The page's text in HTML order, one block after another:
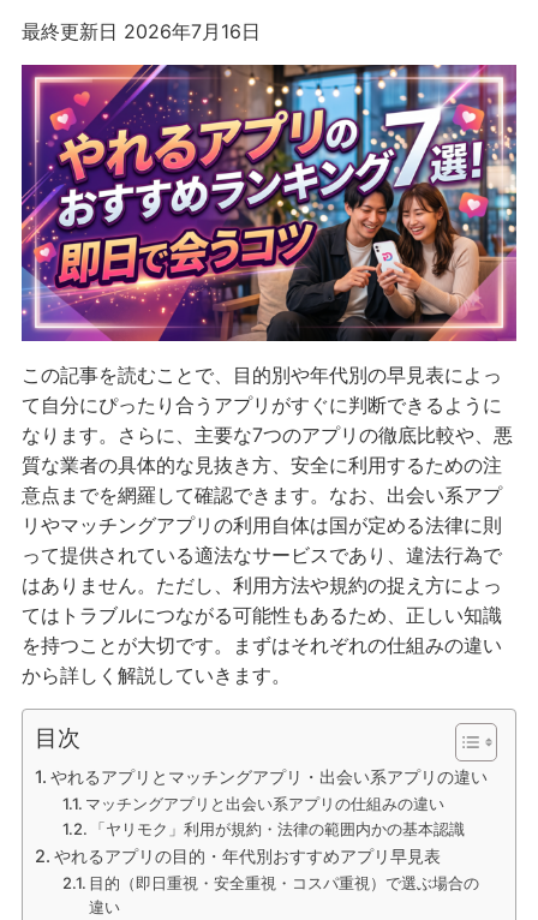
最終更新日 2026年7月16日
この記事を読むことで、目的別や年代別の早見表によっ
て自分にぴったり合うアプリがすぐに判断できるように
なります。さらに、主要な7つのアプリの徹底比較や、悪
質な業者の具体的な見抜き方、安全に利用するための注
意点までを網羅して確認できます。なお、出会い系アプ
リやマッチングアプリの利用自体は国が定める法律に則
って提供されている適法なサービスであり、違法行為で
はありません。ただし、利用方法や規約の捉え方によっ
てはトラブルにつながる可能性もあるため、正しい知識
を持つことが大切です。まずはそれぞれの仕組みの違い
から詳しく解説していきます。
目次
やれるアプリとマッチングアプリ・出会い系アプリの違い
マッチングアプリと出会い系アプリの仕組みの違い
「ヤリモク」利用が規約・法律の範囲内かの基本認識
やれるアプリの目的・年代別おすすめアプリ早見表
目的（即日重視・安全重視・コスパ重視）で選ぶ場合の
違い